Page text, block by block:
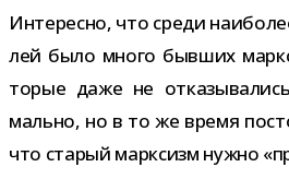
Интересно, что среди
лей было много быв­ших
то­рые даже не
мально, но в то же время
что ста­рый марк­сизм нужно